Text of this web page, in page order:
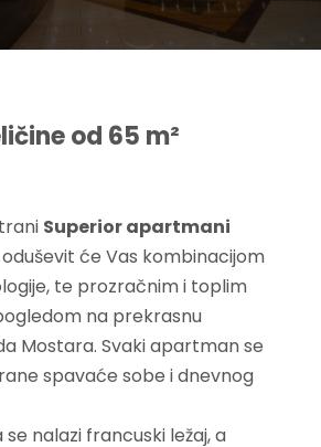
od 65 m²
Superior apartmani
oduševit će Vas kombinacijom
te prozračnim i toplim
na prekrasnu
Mostara. Svaki apartman se
spavaće sobe i dnevnog
nalazi francuski ležaj, a